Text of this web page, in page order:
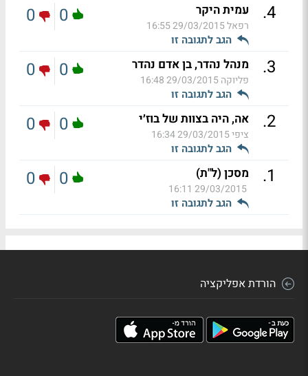
4
. עמית היקר
רפאל29/03/2015 16:55
הגב לתגובה זו
0
0
3
. מנהל נהדר, בן אדם נהדר
פליוקה29/03/2015 16:48
הגב לתגובה זו
0
0
2
. אה, היה בצוות של בוז׳י
ציפי29/03/2015 16:34
הגב לתגובה זו
0
0
1
. מסכן (ל"ת)
29/03/2015 16:11
הגב לתגובה זו
0
0
הורדת אפליקציה